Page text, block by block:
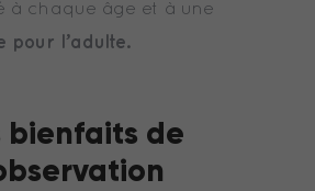
à chaque âge et à une
pour l’adulte.
bienfaits de